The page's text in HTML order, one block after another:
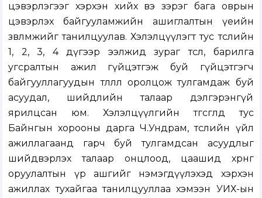
цэвэрлэгээг хэрхэн хийх вэ зэрэг бага оврын
цэвэрлэх байгууламжийн ашиглалтын үеийн
зөвлөмжийг танилцуулав. Хэлэлцүүлэгт тус төслийн
1, 2, 3, 4 дүгээр ээлжид зураг төсөл, барилга
угсралтын ажил гүйцэтгэж буй гүйцэтгэгч
байгууллагуудын төлөөлөл оролцож тулгамдаж буй
асуудал, шийдлийн талаар дэлгэрэнгүй
ярилцсан юм. Хэлэлцүүлгийн төгсгөлд тус
Байнгын хорооны дарга Ч.Ундрам, төслийн үйл
ажиллагаанд гарч буй тулгамдсан асуудлыг
шийдвэрлэх талаар онцлоод, цаашид хөрөнгө
оруулалтын үр ашгийг нэмэгдүүлэхэд хэрхэн
ажиллах тухайгаа танилцууллаа хэмээн УИХ-ын